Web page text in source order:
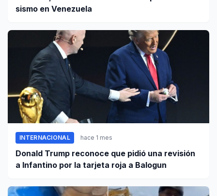
sismo en Venezuela
INTERNACIONAL hace 1 mes
Donald Trump reconoce que pidió una revisión
a Infantino por la tarjeta roja a Balogun